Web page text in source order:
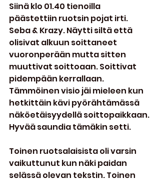
Siinä klo 01.40 tienoilla
päästettiin ruotsin pojat irti.
Seba & Krazy. Näytti siltä että
olisivat alkuun soittaneet
vuoronperään mutta sitten
muuttivat soittoaan. Soittivat
pidempään kerrallaan.
Tämmöinen visio jäi mieleen kun
hetkittäin kävi pyörähtämässä
näköetäisyydellä soittopaikkaan.
Hyvää saundia tämäkin setti.
Toinen ruotsalaisista oli varsin
vaikuttunut kun näki paidan
selässä olevan tekstin. Toinen